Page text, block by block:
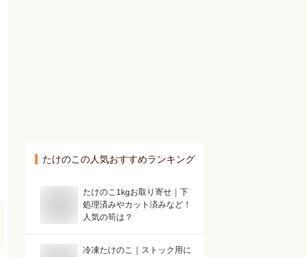
たけのこ の人気おすすめランキング
たけのこ1kgお取り寄せ｜下
処理済みやカット済みなど！
人気の筍は？
冷凍たけのこ｜ストック用に